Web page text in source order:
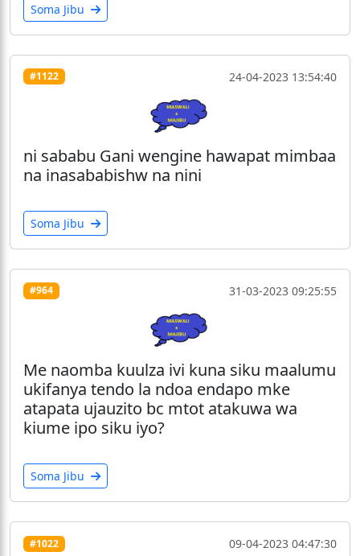
Soma Jibu
#1122 24-04-2023 13:54:40
ni sababu Gani wengine hawapat mimbaa
na inasababishw na nini
Soma Jibu
#964 31-03-2023 09:25:55
Me naomba kuulza ivi kuna siku maalumu
ukifanya tendo la ndoa endapo mke
atapata ujauzito bc mtot atakuwa wa
kiume ipo siku iyo?
Soma Jibu
#1022 09-04-2023 04:47:30